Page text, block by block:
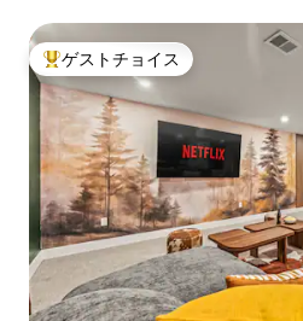
大好評のゲストチョイスです。
ゲストチョイス